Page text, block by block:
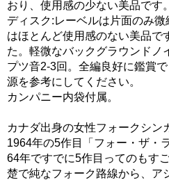
おり、使用感の少ない美品です。
ディスク:レーベルは片面のみ
はほとんど使用感のない美品で
た。軽微なバックグラウンドノ
プツ音2-3回。全編良好に鑑賞
源を参考にしてください。
カンパニー内袋付属。
カナダ出身の女性フォークシン
1964年の5作目「フォー・ザ・
64年ですでに5作目ってのもす
楚で純なフォーク路線から、ア